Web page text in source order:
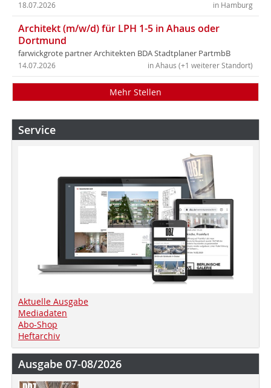
in Hamburg
18.07.2026
Architekt (m/w/d) für LPH 1-5 in Ahaus oder
Dortmund
farwickgrote partner Architekten BDA Stadtplaner PartmbB
in Ahaus (+1 weiterer Standort)
14.07.2026
Mehr Stellen
Service
Aktuelle Ausgabe
Mediadaten
Abo-Shop
Heftarchiv
Ausgabe 07-08/2026